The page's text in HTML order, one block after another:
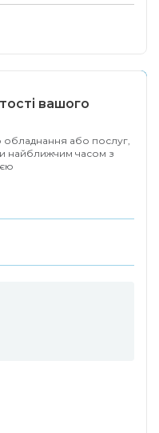
вашого
обладнання або послуг,
найближчим часом з